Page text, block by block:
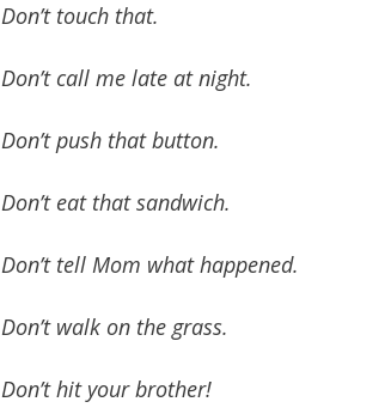
Don’t touch that.
Don’t call me late at night.
Don’t push that button.
Don’t eat that sandwich.
Don’t tell Mom what happened.
Don’t walk on the grass.
Don’t hit your brother!